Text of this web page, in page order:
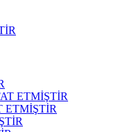
ETMİŞTİR